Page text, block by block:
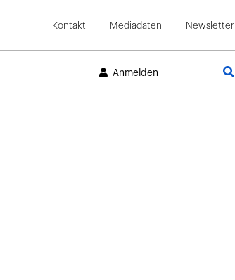
Kontakt Mediadaten Newsletter
Anmelden